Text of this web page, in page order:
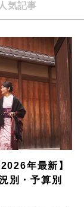
人気記事
年最新】
別・予算別